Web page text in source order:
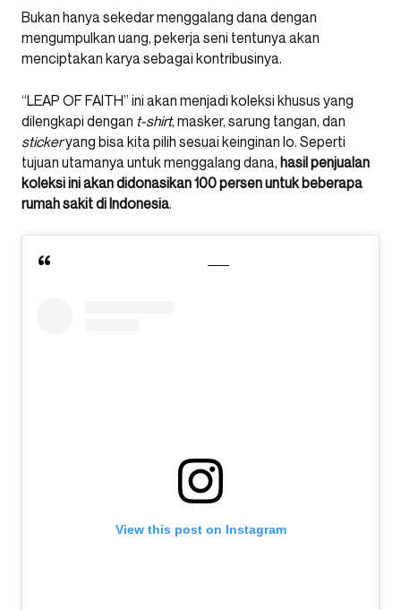
Bukan hanya sekedar menggalang dana dengan
mengumpulkan uang, pekerja seni tentunya akan
menciptakan karya sebagai kontribusinya.
“LEAP OF FAITH” ini akan menjadi koleksi khusus yang
dilengkapi dengan t-shirt, masker, sarung tangan, dan
stickeryang bisa kita pilih sesuai keinginan lo. Seperti
tujuan utamanya untuk menggalang dana, hasil penjualan
koleksi ini akan didonasikan 100 persen untuk beberapa
rumah sakit di Indonesia.
View this post on Instagram